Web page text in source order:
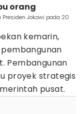
orang
Jokowi pada 20
kemarin,
Pembangunan
proyek strategis
pusat.